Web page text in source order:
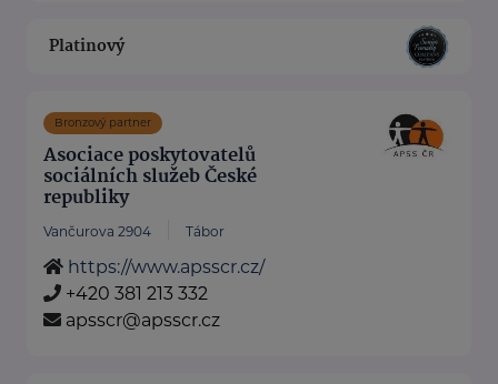
Platinový
Bronzový partner
Asociace poskytovatelů
sociálních služeb České
republiky
Vančurova 2904 Tábor
https://www.apsscr.cz/
+420 381 213 332
apsscr@apsscr.cz